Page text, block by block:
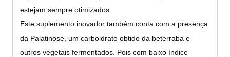
estejam sempre otimizados.
Este suplemento inovador também conta com a presença
da Palatinose, um carboidrato obtido da beterraba e
outros vegetais fermentados. Pois com baixo índice